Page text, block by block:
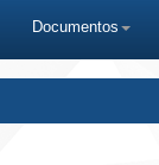
Documentos